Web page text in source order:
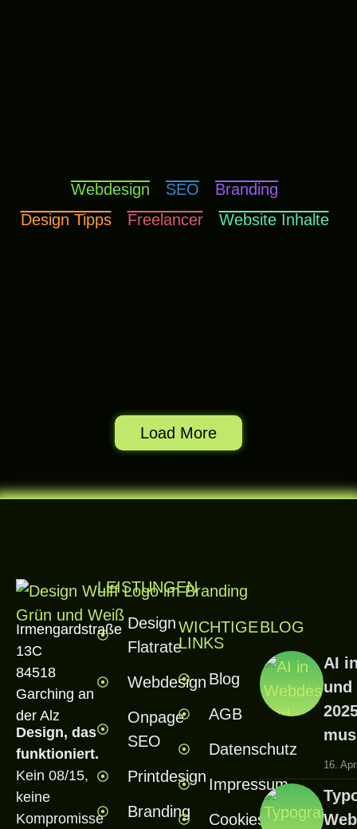
Webdesign SEO
Branding
Design Tipps
Freelancer Website Inhalte
Load More
Irmengardstraße
13C
84518
Garching an
der Alz
Design, das
funktioniert.
Kein 08/15,
keine
Kompromisse
LEISTUNGEN
Design
Flatrate
Webdesign
Onpage
SEO
Printdesign
Branding
WICHTIGE
LINKS
Blog
AGB
Datenschutz
Impressum
Cookies
BLOG
AI
und
16.